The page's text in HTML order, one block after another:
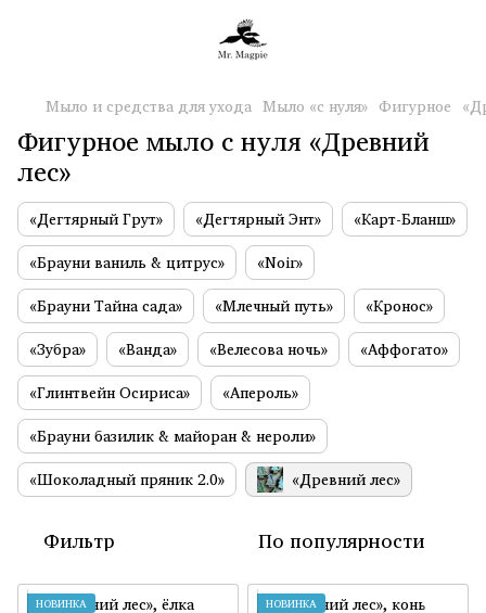
Мыло и средства для ухода Мыло «с нуля» Фигурное
Фигурное мыло с нуля «Древний
лес»
«Дегтярный Грут» «Дегтярный Энт»
«Карт-Бланш»
«Брауни ваниль & цитрус»
«Noir»
«Брауни Тайна сада»
«Млечный путь»
«Кронос»
«Зубра»
«Ванда» «Велесова ночь»
«Аффогато»
«Глинтвейн Осириса»
«Апероль»
«Брауни базилик & майоран & нероли»
«Шоколадный пряник 2.0»
«Древний лес»
Фильтр По популярности
НОВИНКА
НОВИНКА